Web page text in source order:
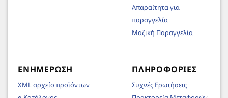
Απαραίτητα για
παραγγελία
Μαζική Παραγγελία
ΕΝΗΜΈΡΩΣΗ
XML αρχείο προϊόντων
ΠΛΗΡΟΦΟΡΊΕΣ
Συχνές Ερωτήσεις